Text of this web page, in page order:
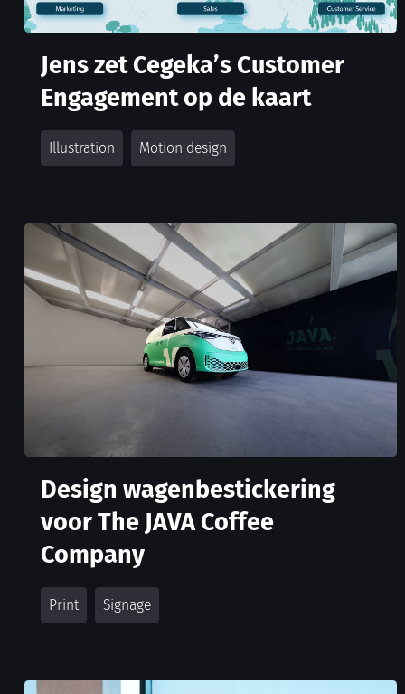
Jens zet Cegeka’s Customer
Engagement op de kaart
Illustration Motion design
Design wagenbestickering
voor The JAVA Coffee
Company
Print Signage